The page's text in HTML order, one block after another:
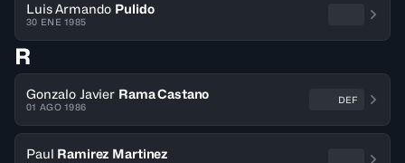
Luis Armando Pulido
30 ENE 1985
R
Gonzalo Javier Rama Castano
01 AGO 1986
DEF
Paul Ramirez Martinez